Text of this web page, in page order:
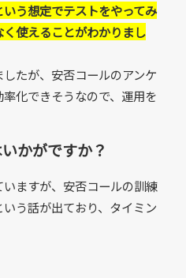
う想定でテストをやってみ
使えることがわかりまし
たが、安否コールのアンケ
化できそうなので、運用を
かがですか？
ますが、安否コールの訓練
う話が出ており、タイミン